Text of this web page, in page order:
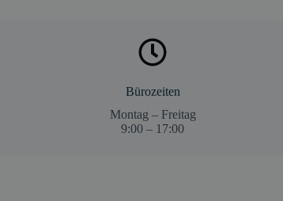
Bürozeiten
Montag – Freitag
9:00 – 17:00